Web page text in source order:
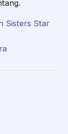
Sisters Star